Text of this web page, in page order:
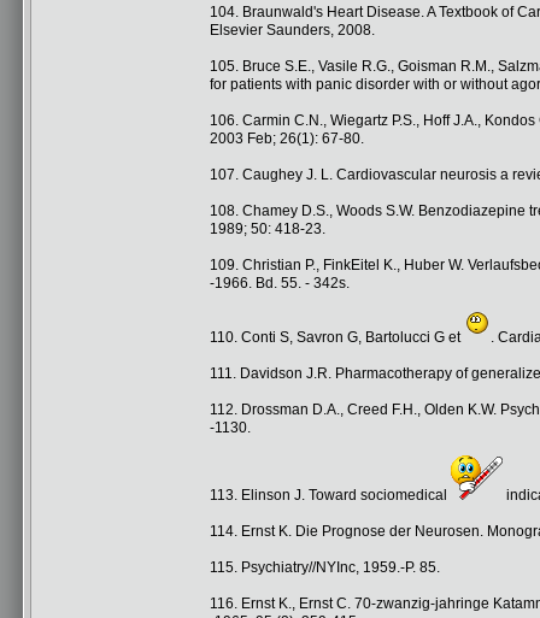
104. Braunwald's Heart Disease. A Textbook of
Elsevier Saunders, 2008.
105. Bruce S.E., Vasile R.G., Goisman R.M.,
for patients with panic disorder with or without
106. Carmin C.N., Wiegartz P.S., Hoff J.A.,
2003 Feb; 26(1): 67-80.
107. Caughey J. L. Cardiovascular neurosis a
108. Chamey D.S., Woods S.W. Benzodiazepine
1989; 50: 418-23.
109. Christian P., FinkEitel K., Huber W.
-1966. Bd. 55. - 342s.
110. Conti S, Savron G, Bartolucci G et .
111. Davidson J.R. Pharmacotherapy of
112. Drossman D.A., Creed F.H., Olden K.W.
-1130.
113. Elinson J. Toward sociomedical
114. Ernst K. Die Prognose der Neurosen.
115. Psychiatry//NYInc, 1959.-P. 85.
116. Ernst K., Ernst C. 70-zwanzig-jahringe